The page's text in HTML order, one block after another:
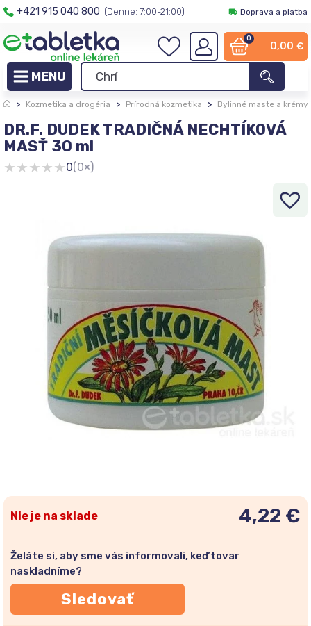
+421 915 040 800 (Denne: 7:00-21:00) Doprava a platba
0
0,00 €
> Kozmetika a drogéria > Prírodná kozmetika > Bylinné maste a krémy
DR.F. DUDEK TRADIČNÁ NECHTÍKOVÁ
MASŤ 30 ml
★★★★★0(0×)
Nie je na sklade 4,22 €
Želáte si, aby sme vás informovali, keď tovar
naskladníme?
Sledovať